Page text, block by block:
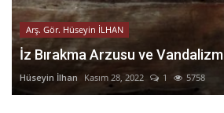
Arş. Gör. Hüseyin İLHAN
İz Bırakma Arzusu ve Vandalizm
Hüseyin İlhan Kasım 28, 2022 1 5758